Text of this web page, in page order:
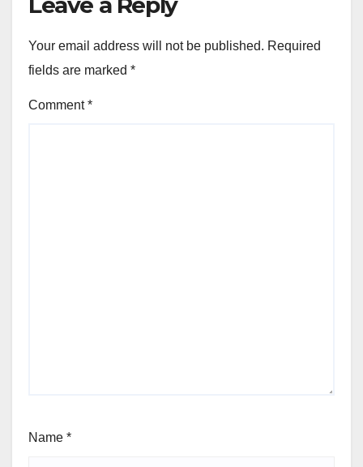
Your email address will not be published. Required
fields are marked *
Comment*
Name *